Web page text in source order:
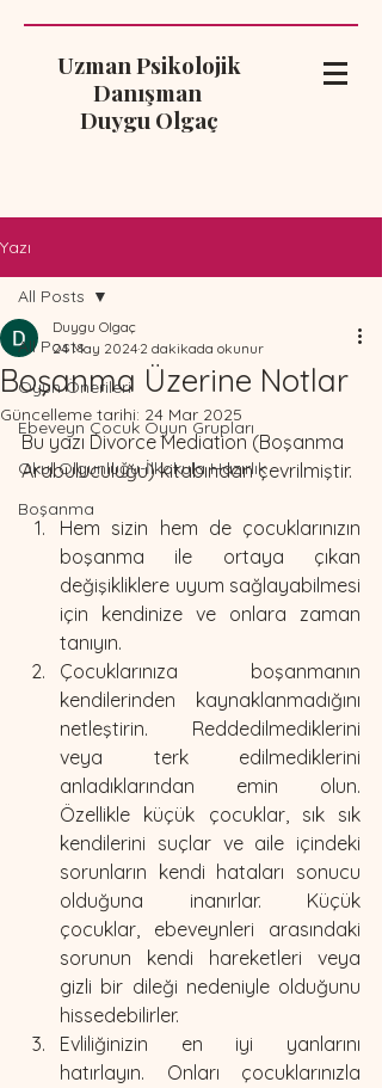
Uzman Psikolojik
Danışman
Duygu Olgaç
Yazı
All Posts
Oyun Önerileri
Ebeveyn Çocuk Oyun Grupları
Okul Olgunluğu-İlkokula Hazırlık
Boşanma
All Posts
Boşanma Üzerine Notlar
Duygu Olgaç
24 May 2024 2 dakikada okunur
Güncelleme tarihi: 24 Mar 2025
Bu yazı Divorce Mediation (Boşanma
Arabuluculuğu) kitabından çevrilmiştir.
Hem sizin hem de çocuklarınızın
boşanma ile ortaya çıkan
değişikliklere uyum sağlayabilmesi
için kendinize ve onlara zaman
tanıyın.
Çocuklarınıza boşanmanın
kendilerinden kaynaklanmadığını
netleştirin. Reddedilmediklerini
veya terk edilmediklerini
anladıklarından emin olun.
Özellikle küçük çocuklar, sık sık
kendilerini suçlar ve aile içindeki
sorunların kendi hataları sonucu
olduğuna inanırlar. Küçük
çocuklar, ebeveynleri arasındaki
sorunun kendi hareketleri veya
gizli bir dileği nedeniyle olduğunu
hissedebilirler.
Evliliğinizin en iyi yanlarını
hatırlayın. Onları çocuklarınızla